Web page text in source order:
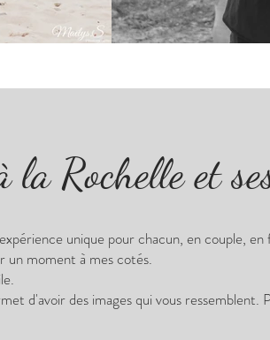
la Rochelle et
unique pour chacun, en couple,
un moment à mes cotés.
d'avoir des images qui vous ressemblent.